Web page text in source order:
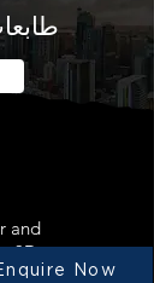
and
3D concrete
withNow